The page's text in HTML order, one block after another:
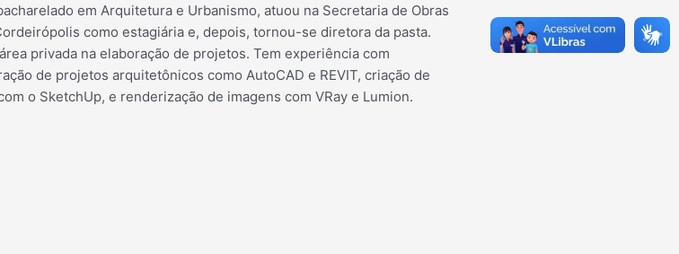
em Arquitetura e Urbanismo, atuou na Secretaria de Obras
como estagiária e, depois, tornou-se diretora da pasta.
privada na elaboração de projetos. Tem experiência com
de projetos arquitetônicos como AutoCAD e REVIT, criação de
o SketchUp, e renderização de imagens com VRay e Lumion.